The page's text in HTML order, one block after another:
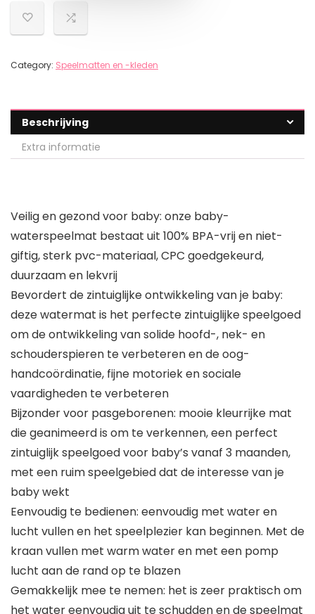
Category: Speelmatten en -kleden
Beschrijving
Extra informatie
Veilig en gezond voor baby: onze baby-
waterspeelmat bestaat uit 100% BPA-vrij en niet-
giftig, sterk pvc-materiaal, CPC goedgekeurd,
duurzaam en lekvrij
Bevordert de zintuiglijke ontwikkeling van je baby:
deze watermat is het perfecte zintuiglijke speelgoed
om de ontwikkeling van solide hoofd-, nek- en
schouderspieren te verbeteren en de oog-
handcoördinatie, fijne motoriek en sociale
vaardigheden te verbeteren
Bijzonder voor pasgeborenen: mooie kleurrijke mat
die geanimeerd is om te verkennen, een perfect
zintuiglijk speelgoed voor baby’s vanaf 3 maanden,
met een ruim speelgebied dat de interesse van je
baby wekt
Eenvoudig te bedienen: eenvoudig met water en
lucht vullen en het speelplezier kan beginnen. Met de
kraan vullen met warm water en met een pomp
lucht aan de rand op te blazen
Gemakkelijk mee te nemen: het is zeer praktisch om
het water eenvoudig uit te schudden en de speelmat